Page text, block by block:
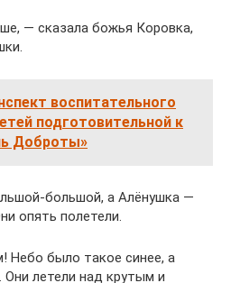
— сказала божья Коровка,
воспитательного
подготовительной к
Доброты»
большой, а Алёнушка —
опять полетели.
Небо было такое синее, а
летели над крутым и